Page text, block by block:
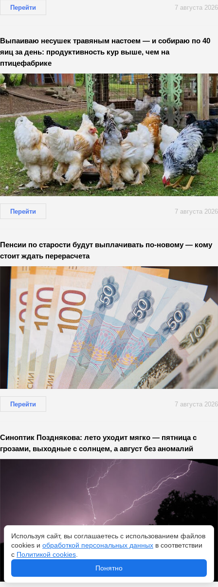
Перейти 7 августа 2026
Выпаиваю несушек травяным настоем — и собираю по 40
яиц за день: продуктивность кур выше, чем на
птицефабрике
Перейти 7 августа 2026
Пенсии по старости будут выплачивать по-новому — кому
стоит ждать перерасчета
Перейти 7 августа 2026
Синоптик Позднякова: лето уходит мягко — пятница с
грозами, выходные с солнцем, а август без аномалий
Используя сайт, вы соглашаетесь с использованием файлов
cookies и обработкой персональных данных в соответствии
с Политикой cookies
Понятно